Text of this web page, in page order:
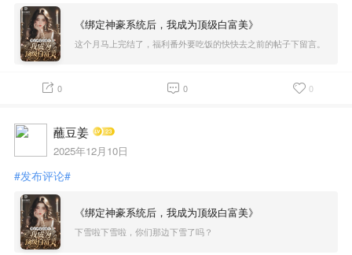
《绑定神豪系统后，我成为顶级白富美》
这个月马上完结了，福利番外要吃饭的快快去之前的帖子下留言。
0 0 0
蘸豆姜
2025年12月10日
#发布评论#
《绑定神豪系统后，我成为顶级白富美》
下雪啦下雪啦，你们那边下雪了吗？